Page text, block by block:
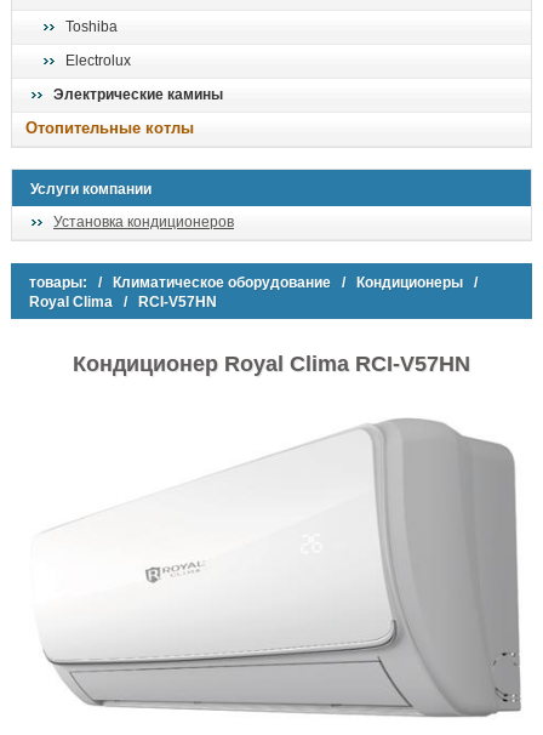
Toshiba
Electrolux
Электрические камины
Отопительные котлы
Услуги компании
Установка кондиционеров
товары: / Климатическое оборудование / Кондиционеры /
Royal Clima / RCI-V57HN
Кондиционер Royal Clima RCI-V57HN